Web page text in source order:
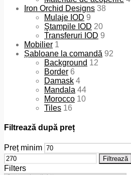
Iron Orchid Designs 38
Mulaje IOD 9
Ştampile IOD 20
Transferuri IOD 9
Mobilier 1
Șabloane la comandă 92
Background 12
Border 6
Damask 4
Mandala 44
Morocco 10
Tiles 16
Filtrează după preț
Preț minim
Filtrează
Filters